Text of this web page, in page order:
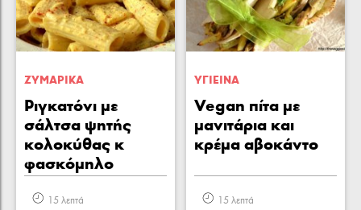
ΖΥΜΑΡΙΚA
Ριγκατόνι με
σάλτσα ψητής
κολοκύθας κ
φασκόμηλο
15 λεπτά
ΥΓΙΕΙΝA
Vegan πίτα με
μανιτάρια και
κρέμα αβοκάντο
15 λεπτά